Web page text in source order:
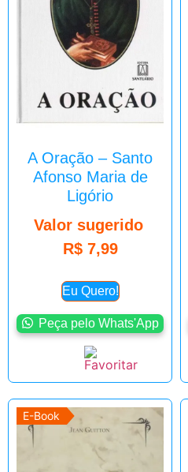
A Oração – Santo
Afonso Maria de
Ligório
Valor sugerido
R$7,99
Eu Quero!
Peça pelo Whats'App
E-Book